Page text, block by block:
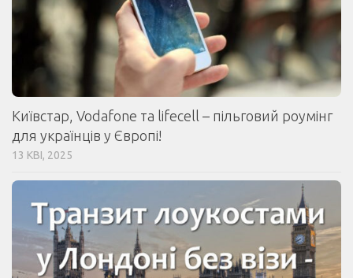
Київстар, Vodafone та lifecell – пільговий роумінг
для українців у Європі!
13 КВІ, 2025